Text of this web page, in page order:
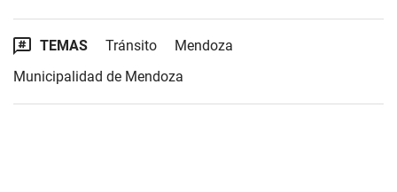
TEMAS Tránsito
Mendoza
Municipalidad de Mendoza